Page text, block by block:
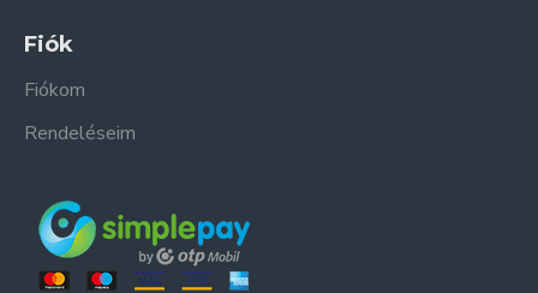
Fiók
Fiókom
Rendeléseim